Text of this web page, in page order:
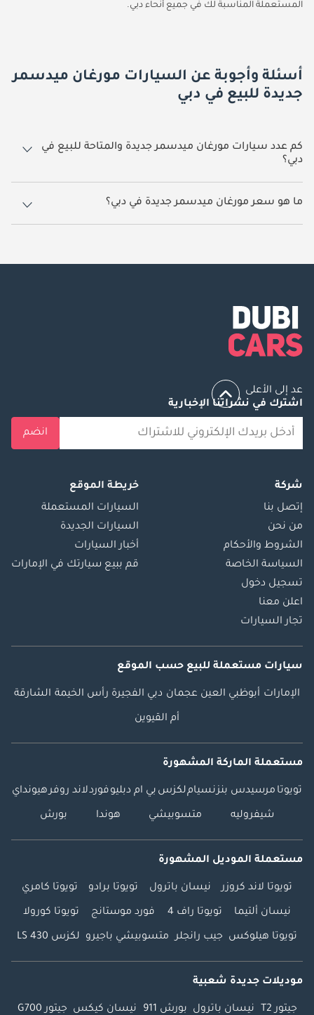
المستعملة المناسبة لك في جميع أنحاء دبي.
أسئلة وأجوبة عن السيارات مورغان ميدسمر
جديدة للبيع في دبي
كم عدد سيارات مورغان ميدسمر جديدة والمتاحة للبيع في
دبي؟
1 سيارة مورغان ميدسمر جديدة متوفرة للبيع في دبي.
ما هو سعر مورغان ميدسمر جديدة في دبي؟
يبدأ سعر سيارة مورغان ميدسمر جديدة في دبي 1,275,000.
عد إلى الأعلى
اشترك في نشراتنا الإخبارية
انضم
شركة
إتصل بنا
من نحن
الشروط والأحكام
السياسة الخاصة
تسجيل دخول
اعلن معنا
تجار السيارات
خريطة الموقع
السيارات المستعملة
السيارات الجديدة
أخبار السيارات
قم ببيع سيارتك في الإمارات
سيارات مستعملة للبيع حسب الموقع
الإمارات أبوظبي العين عجمان دبي الفجيرة رأس الخيمة الشارقة
أم القيوين
مستعملة الماركة المشهورة
تويوتا مرسيدس بنزنسياملكزس بي ام دبليوفوردلاند روفرهيونداي
شيفروليه متسوبيشي هوندا بورش
مستعملة الموديل المشهورة
تويوتا لاند كروزر نيسان باترول تويوتا برادو تويوتا كامري
نيسان ألتيما تويوتا راف 4 فورد موستانج تويوتا كورولا
تويوتا هيلوكس جيب رانجلر متسوبيشي باجيرو لكزس LS 430
موديلات جديدة شعبية
جيتور T2 نيسان باترول بورش 911 نيسان كيكس جيتور G700